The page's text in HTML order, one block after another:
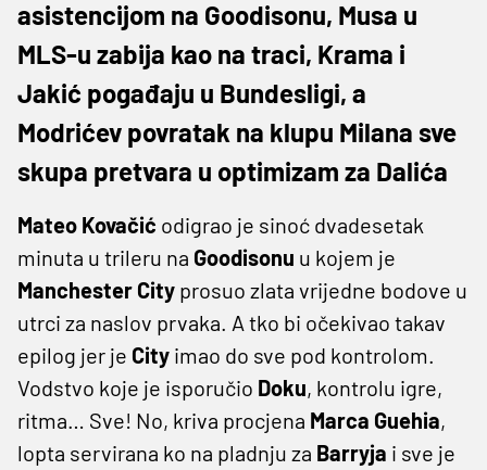
asistencijom na Goodisonu, Musa u
MLS-u zabija kao na traci, Krama i
Jakić pogađaju u Bundesligi, a
Modrićev povratak na klupu Milana sve
skupa pretvara u optimizam za Dalića
Mateo Kovačić odigrao je sinoć dvadesetak
minuta u trileru na Goodisonu u kojem je
Manchester City prosuo zlata vrijedne bodove u
utrci za naslov prvaka. A tko bi očekivao takav
epilog jer je City imao do sve pod kontrolom.
Vodstvo koje je isporučio Doku, kontrolu igre,
ritma… Sve! No, kriva procjena Marca Guehia,
lopta servirana ko na pladnju za Barryja i sve je